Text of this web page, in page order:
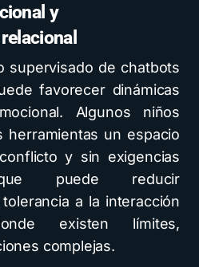
y
supervisado de chatbots
favorecer dinámicas
Algunos niños
herramientas un espacio
y sin exigencias
puede reducir
a la interacción
existen límites,
complejas.